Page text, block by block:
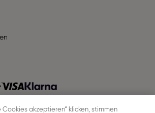
Cookies akzeptieren“ klicken, stimmen